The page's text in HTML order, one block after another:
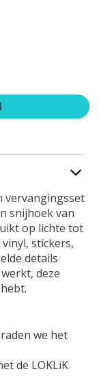
vervangingsset
snijhoek van
op lichte tot
stickers,
details
deze
we het
de LOKLiK